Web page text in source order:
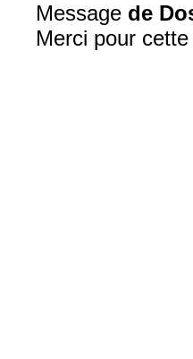
Message de
Merci pour